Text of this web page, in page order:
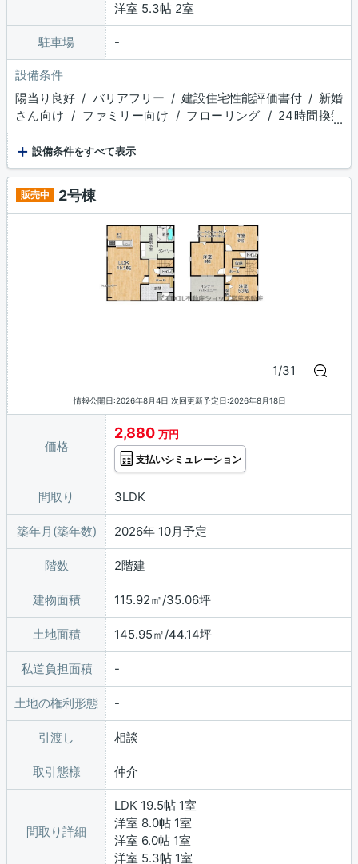
洋室 5.3帖 2室
駐車場
設備条件
陽当り良好 / バリアフリー / 建設住宅性能評価書付 / 新婚
さん向け / ファミリー向け / フローリング / 24時間換気
システム / インナーバルコニー / システムキッチン / 対面
式キッチン / 追焚機能浴室 / 浴室乾燥機 / 温水洗浄便
座 / トイレ２ヶ所 / 浴室１坪以上 / 床下収納 / 食品
庫 / 収納豊富 / TVモニタ付インターホン / ディンプルキ
ー
...
+ 設備条件をすべて表示
販売中 2号棟
1/31
情報公開日:2026年8月4日 次回更新予定日:2026年8月18日
価格
2,880 万円
支払いシミュレーション
間取り 3LDK
築年月(築年数) 2026年 10月予定
階数 2階建
建物面積 115.92㎡/35.06坪
土地面積 145.95㎡/44.14坪
私道負担面積
土地の権利形態
引渡し 相談
取引態様 仲介
間取り詳細
LDK 19.5帖 1室
洋室 8.0帖 1室
洋室 6.0帖 1室
洋室 5.3帖 1室